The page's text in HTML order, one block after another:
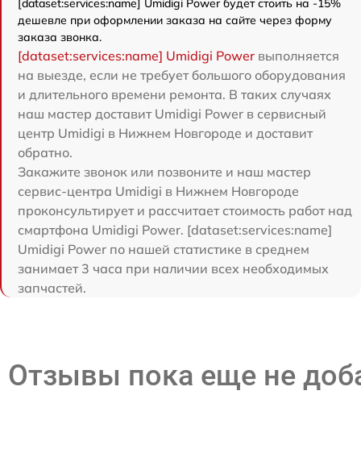
[dataset:services:name] Umidigi Power будет стоить на -15%
дешевле при оформлении заказа на сайте через форму
заказа звонка.
[dataset:services:name] Umidigi Power выполняется
на выезде, если не требует большого оборудования
и длительного времени ремонта. В таких случаях
наш мастер доставит Umidigi Power в сервисный
центр Umidigi в Нижнем Новгороде и доставит
обратно.
Закажите звонок или позвоните и наш мастер
сервис-центра Umidigi в Нижнем Новгороде
проконсультирует и рассчитает стоимость работ над
смартфона Umidigi Power. [dataset:services:name]
Umidigi Power по нашей статистике в среднем
занимает 3 часа при наличии всех необходимых
запчастей.
Отзывы пока еще не